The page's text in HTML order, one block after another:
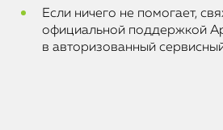
Если ничего не помогает,
официальной поддержкой
в авторизованный